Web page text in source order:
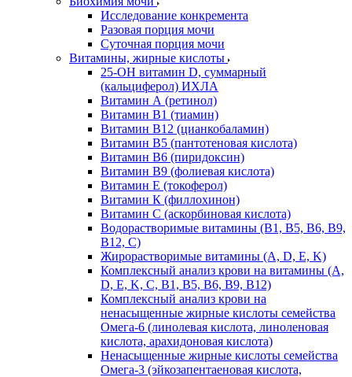
Исследование конкремента
Разовая порция мочи
Суточная порция мочи
Витамины, жирные кислоты
25-OH витамин D, суммарный
(кальциферол) ИХЛА
Витамин А (ретинол)
Витамин В1 (тиамин)
Витамин В12 (цианкобаламин)
Витамин В5 (пантотеновая кислота)
Витамин В6 (пиридоксин)
Витамин В9 (фолиевая кислота)
Витамин Е (токоферол)
Витамин К (филлохинон)
Витамин С (аскорбиновая кислота)
Водорастворимые витамины (B1, B5, B6, В9,
В12, С)
Жирорастворимые витамины (A, D, E, K)
Комплексный анализ крови на витамины (A,
D, E, K, C, B1, B5, B6, В9, B12)
Комплексный анализ крови на
ненасыщенные жирные кислоты семейства
Омега-6 (линолевая кислота, линоленовая
кислота, арахидоновая кислота)
Ненасыщенные жирные кислоты семейства
Омега-3 (эйкозапентаеновая кислота,